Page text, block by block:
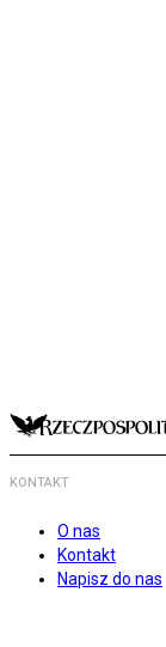
KONTAKT
O nas
Kontakt
Napisz do nas